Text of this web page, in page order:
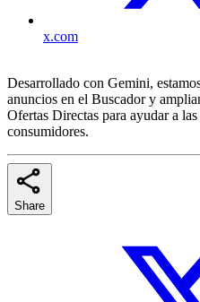
x.com
Desarrollado con Gemini,
anuncios en el Buscador y
Ofertas Directas para ayudar a
consumidores.
Share